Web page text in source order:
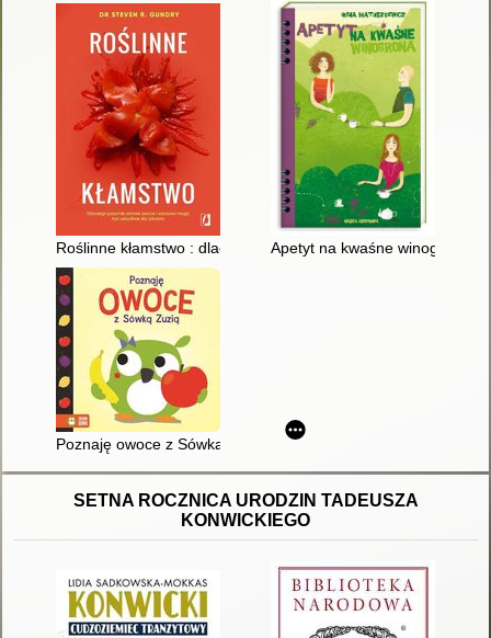
Roślinne kłamstwo : dlaczego pozornie zdrowe owoce i
Apetyt na kwaśne winogrona
Poznaję owoce z Sówką Zuzią
SETNA ROCZNICA URODZIN TADEUSZA
KONWICKIEGO